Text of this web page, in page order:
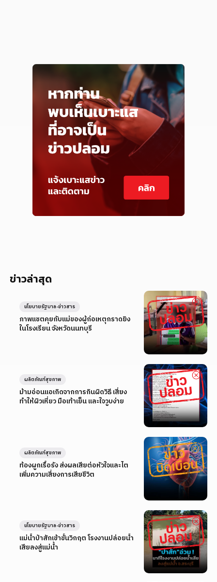
ข่าวล่าสุด
ภาพแชตคุยกับแม่ของผู้ก่อเหตุกราดยิง
ในโรงเรียน จังหวัดนนทบุรี
นโยบายรัฐบาล-ข่าวสาร
ม้ามอ่อนแอเกิดจากการกินผิดวิธี เสี่ยง
ทำให้ผิวเหี่ยว มือเท้าเย็น และใจวูบง่าย
ผลิตภัณฑ์สุขภาพ
ท้องผูกเรื้อรัง ส่งผลเสียต่อหัวใจและไต
เพิ่มความเสี่ยงการเสียชีวิต
ผลิตภัณฑ์สุขภาพ
แม่น้ำป่าสักเข้าขั้นวิกฤต โรงงานปล่อยน้ำ
เสียลงสู่แม่น้ำ
นโยบายรัฐบาล-ข่าวสาร